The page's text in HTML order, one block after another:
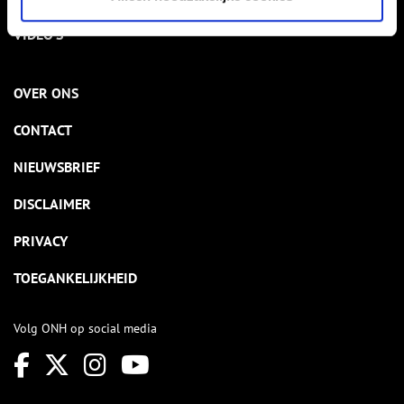
VIDEO’S
OVER ONS
CONTACT
NIEUWSBRIEF
DISCLAIMER
PRIVACY
TOEGANKELIJKHEID
Volg ONH op social media